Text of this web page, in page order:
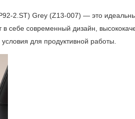
2.ST) Grey (Z13-007) — это
себе современный дизайн,
для продуктивной работы.